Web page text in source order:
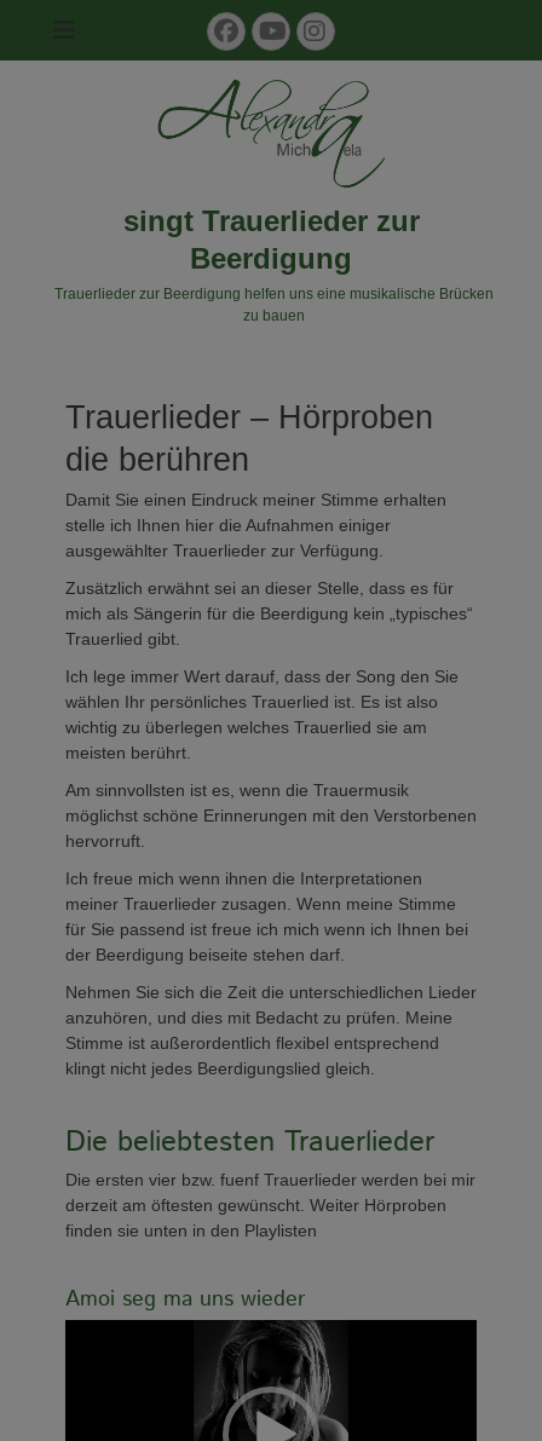
singt Trauerlieder zur
Beerdigung
Trauerlieder zur Beerdigung helfen uns eine musikalische Brücken
zu bauen
Facebook
YouTube
Instagram
Trauerlieder – Hörproben
die berühren
Damit Sie einen Eindruck meiner Stimme erhalten
stelle ich Ihnen hier die Aufnahmen einiger
ausgewählter Trauerlieder zur Verfügung.
Zusätzlich erwähnt sei an dieser Stelle, dass es für
mich als Sängerin für die Beerdigung kein „typisches“
Trauerlied gibt.
Ich lege immer Wert darauf, dass der Song den Sie
wählen Ihr persönliches Trauerlied ist. Es ist also
wichtig zu überlegen welches Trauerlied sie am
meisten berührt.
Am sinnvollsten ist es, wenn die Trauermusik
möglichst schöne Erinnerungen mit den Verstorbenen
hervorruft.
Ich freue mich wenn ihnen die Interpretationen
meiner Trauerlieder zusagen. Wenn meine Stimme
für Sie passend ist freue ich mich wenn ich Ihnen bei
der Beerdigung beiseite stehen darf.
Nehmen Sie sich die Zeit die unterschiedlichen Lieder
anzuhören, und dies mit Bedacht zu prüfen. Meine
Stimme ist außerordentlich flexibel entsprechend
klingt nicht jedes Beerdigungslied gleich.
Die beliebtesten Trauerlieder
Die ersten vier bzw. fuenf Trauerlieder werden bei mir
derzeit am öftesten gewünscht. Weiter Hörproben
finden sie unten in den Playlisten
Amoi seg ma uns wieder